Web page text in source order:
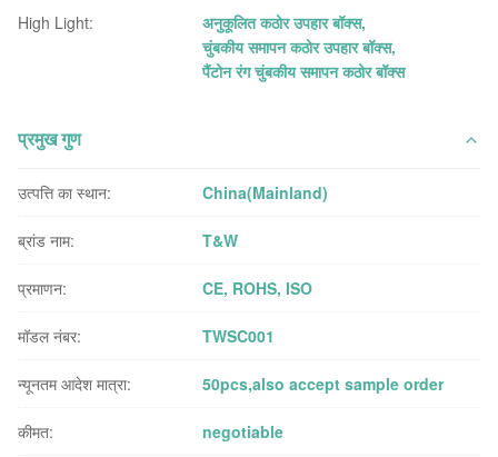
High Light: अनुकूलित कठोर उपहार बॉक्स,
चुंबकीय समापन कठोर उपहार बॉक्स,
पैंटोन रंग चुंबकीय समापन कठोर बॉक्स
प्रमुख गुण
उत्पत्ति का स्थान: China(Mainland)
ब्रांड नाम: T&W
प्रमाणन: CE, ROHS, ISO
मॉडल नंबर: TWSC001
न्यूनतम आदेश मात्रा: 50pcs,also accept sample order
कीमत: negotiable